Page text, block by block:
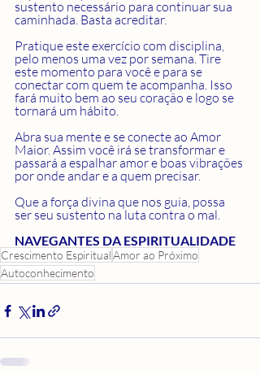
sustento necessário para continuar sua
caminhada. Basta acreditar.
Pratique este exercício com disciplina,
pelo menos uma vez por semana. Tire
este momento para você e para se
conectar com quem te acompanha. Isso
fará muito bem ao seu coração e logo se
tornará um hábito.
Abra sua mente e se conecte ao Amor
Maior. Assim você irá se transformar e
passará a espalhar amor e boas vibrações
por onde andar e a quem precisar.
Que a força divina que nos guia, possa
ser seu sustento na luta contra o mal.
NAVEGANTES DA ESPIRITUALIDADE
Crescimento EspiritualAmor ao Próximo
Autoconhecimento